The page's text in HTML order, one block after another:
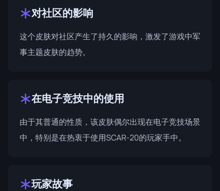
对社区的影响
这个皮肤对社区产生了持久的影响，激发了游戏中军
事主题皮肤的趋势。
在电子竞技中的使用
由于其普通的性质，该皮肤偶尔出现在电子竞技场景
中，特别是在热衷于使用SCAR-20的玩家手中。
玩家故事